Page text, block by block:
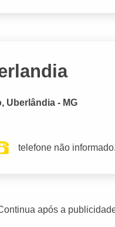
Uberlândia - MG
telefone não informado.
após a